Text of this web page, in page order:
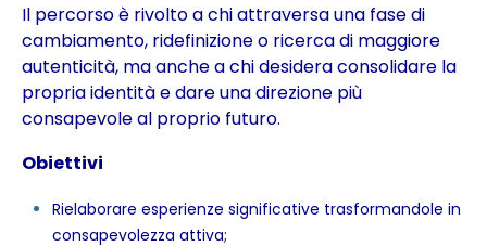
Il percorso è rivolto a chi attraversa una fase di
cambiamento, ridefinizione o ricerca di maggiore
autenticità, ma anche a chi desidera consolidare la
propria identità e dare una direzione più
consapevole al proprio futuro.
Obiettivi
Rielaborare esperienze significative trasformandole in
consapevolezza attiva;